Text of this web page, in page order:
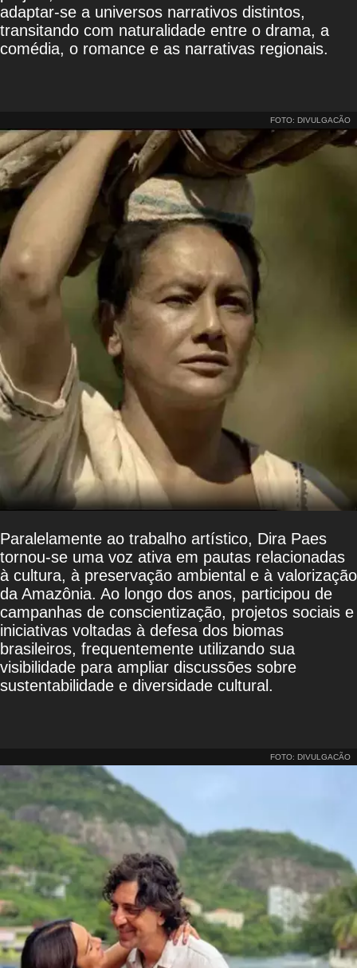
adaptar-se a universos narrativos distintos,
transitando com naturalidade entre o drama, a
comédia, o romance e as narrativas regionais.
FOTO: DIVULGACÃO
Paralelamente ao trabalho artístico, Dira Paes
tornou-se uma voz ativa em pautas relacionadas
à cultura, à preservação ambiental e à valorização
da Amazônia. Ao longo dos anos, participou de
campanhas de conscientização, projetos sociais e
iniciativas voltadas à defesa dos biomas
brasileiros, frequentemente utilizando sua
visibilidade para ampliar discussões sobre
sustentabilidade e diversidade cultural.
FOTO: DIVULGACÃO